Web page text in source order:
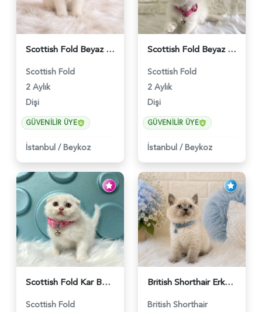
Scottish Fold Beyaz Güzellik 2 Aylık - 4690
Scottish Fold
2 Aylık
Dişi
GÜVENILIR ÜYE
İstanbul / Beykoz
Scottish Fold Beyaz Dişi Baby Face 2 Aylık - 3704
Scottish Fold
2 Aylık
Dişi
GÜVENILIR ÜYE
İstanbul / Beykoz
Scottish Fold Kar Beyazı Dişi 2 Aylık - 2980
Scottish Fold
British Shorthair Erkek Bluepoint 2 Aylık - 4448
British Shorthair